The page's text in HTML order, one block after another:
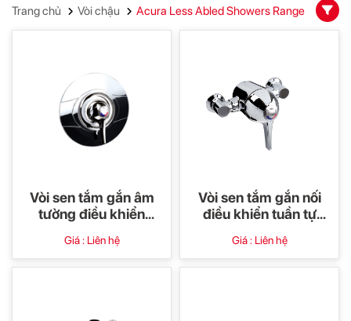
Trang chủ Vòi chậu Acura Less Abled Showers Range
Vòi sen tắm gắn âm
tường điều khiển
nhiệt tự động Acura
(dòng thương mại)
Giá : Liên hệ
Vòi sen tắm gắn nối
điều khiển tuần tự
động Acura (đầu xả
phía dưới dòng
Giá : Liên hệ